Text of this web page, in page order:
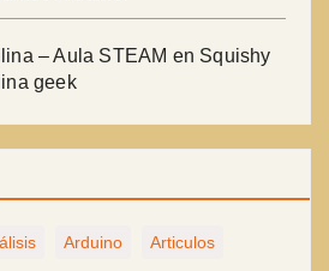
– Aula STEAM en Squishy
geek
Arduino Articulos